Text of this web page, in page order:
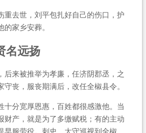
重去世，刘平包扎好自己的伤口，护
家乡安葬。
名远扬
后来被推举为孝廉，任济阴郡丞，之
守丧，服丧期满后，改任全椒县令。
十分宽厚恩惠，百姓都很感激他。当
财产，就是为了多缴赋税；有的主动